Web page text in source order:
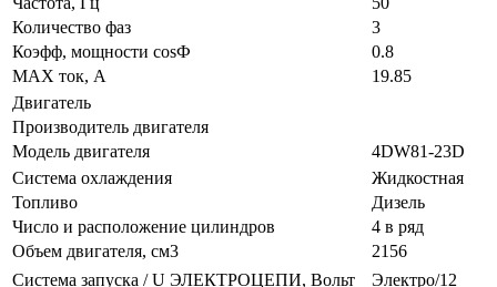
Количество фаз
3
Коэфф, мощности cosФ
0.8
MAX ток, А
19.85
Двигатель
Производитель двигателя
Модель двигателя
4DW81-23D
Система охлаждения
Жидкостная
Топливо
Дизель
Число и расположение цилиндров
4 в ряд
Объем двигателя, см3
2156
Система запуска / U ЭЛЕКТРОЦЕПИ, Вольт
Электро/12